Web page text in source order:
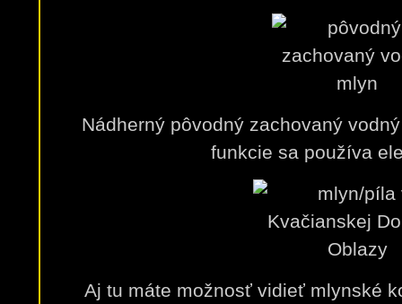
Nádherný pôvodný zachovaný
funkcie sa používa
Aj tu máte možnosť vidieť mlynské